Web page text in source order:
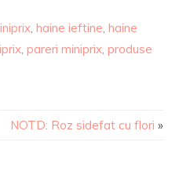
, haine ieftine, haine
, pareri miniprix, produse
NOTD: Roz sidefat cu flori »